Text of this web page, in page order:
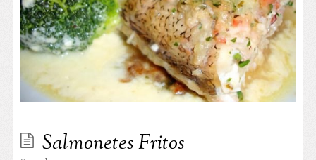
Salmonetes Fritos